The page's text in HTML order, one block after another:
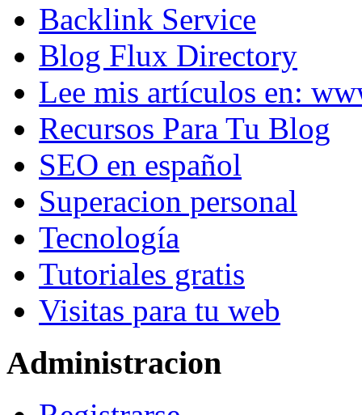
Backlink Service
Blog Flux Directory
Lee mis artículos en:
Recursos Para Tu Blog
SEO en español
Superacion personal
Tecnología
Tutoriales gratis
Visitas para tu web
Administracion